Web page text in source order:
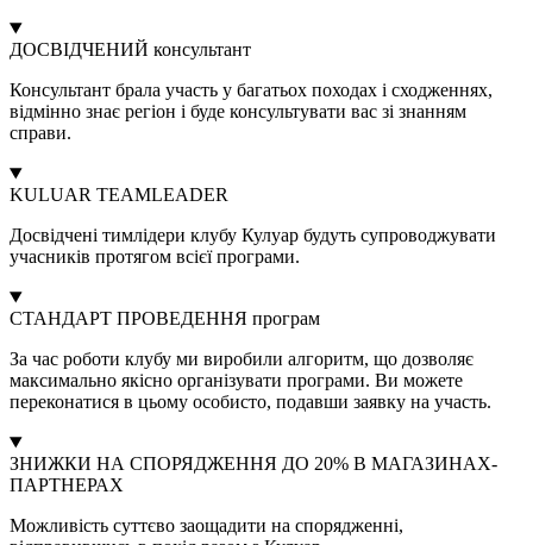
ДОСВІДЧЕНИЙ консультант
Консультант брала участь у багатьох походах і сходженнях,
відмінно знає регіон і буде консультувати вас зі знанням
справи.
KULUAR TEAMLEADER
Досвідчені тимлідери клубу Кулуар будуть супроводжувати
учасників протягом всієї програми.
СТАНДАРТ ПРОВЕДЕННЯ програм
За час роботи клубу ми виробили алгоритм, що дозволяє
максимально якісно організувати програми. Ви можете
переконатися в цьому особисто, подавши заявку на участь.
ЗНИЖКИ НА СПОРЯДЖЕННЯ ДО 20% В МАГАЗИНАХ-
ПАРТНЕРАХ
Можливість суттєво заощадити на спорядженні,